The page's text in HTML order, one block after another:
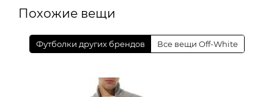
Похожие вещи
Футболки других брендов Все вещи Off-White